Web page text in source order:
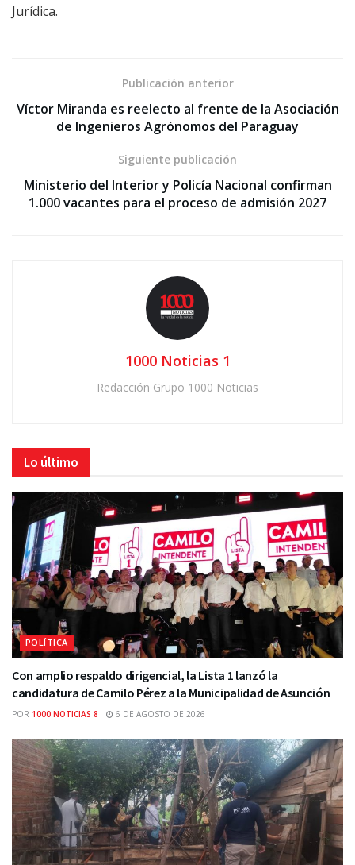
Jurídica.
Publicación anterior
Víctor Miranda es reelecto al frente de la Asociación
de Ingenieros Agrónomos del Paraguay
Siguiente publicación
Ministerio del Interior y Policía Nacional confirman
1.000 vacantes para el proceso de admisión 2027
1000 Noticias 1
Redacción Grupo 1000 Noticias
Lo último
POLÍTICA
Con amplio respaldo dirigencial, la Lista 1 lanzó la
candidatura de Camilo Pérez a la Municipalidad de Asunción
POR 1000 NOTICIAS 8 6 DE AGOSTO DE 2026